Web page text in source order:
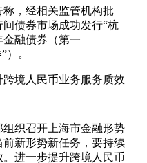
，经相关监管机构批
债券市场成功发行“杭
金融债券（第一
）。
境人民币业务服务质效
织召开上海市金融形势
新形势新任务，要持续
进一步提升跨境人民币